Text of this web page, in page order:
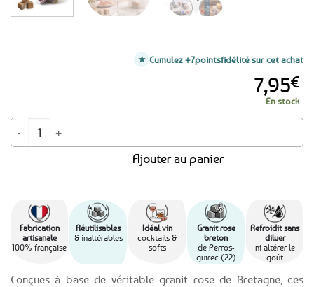
Conçues à base de véritable granit rose de Bretagne, ces
Fabrication
artisanale
100% française
Réutilisables
& inaltérables
Idéal vin
cocktails &
softs
Granit rose
breton
de Perros-
guirec (22)
Refroidit sans
diluer
ni altérer le
goût
7,95€
En stock
quantité de 3 pierres à vin – Glaçons en granit rose de Bretagne
Ajouter au panier
Cumulez +7pointsfidélité sur cet achat